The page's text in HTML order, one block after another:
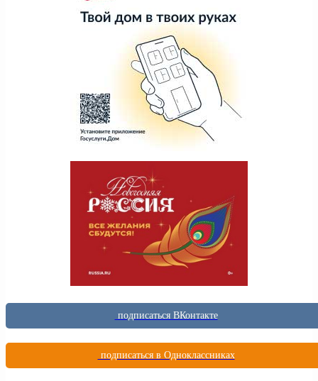
подписаться ВКонтакте
подписаться в Одноклассниках